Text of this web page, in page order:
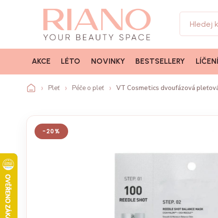
AKCE LÉTO NOVINKY BESTSELLERY LÍČENÍ
Pleť Péče o pleť VT Cosmetics dvoufázová
-20%